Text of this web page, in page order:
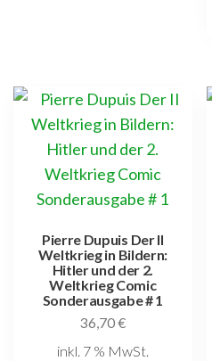
Pierre Dupuis Der II
Weltkrieg in Bildern:
Hitler und der 2.
Weltkrieg Comic
Sonderausgabe # 1
36,70€
inkl. 7 % MwSt.